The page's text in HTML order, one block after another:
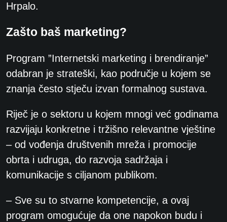
Hrpalo.
Zašto baš marketing?
Program ”Internetski marketing i brendiranje”
odabran je strateški, kao područje u kojem se
znanja često stječu izvan formalnog sustava.
Riječ je o sektoru u kojem mnogi već godinama
razvijaju konkretne i tržišno relevantne vještine
– od vođenja društvenih mreža i promocije
obrta i udruga, do razvoja sadržaja i
komunikacije s ciljanom publikom.
– Sve su to stvarne kompetencije, a ovaj
program omogućuje da one napokon budu i